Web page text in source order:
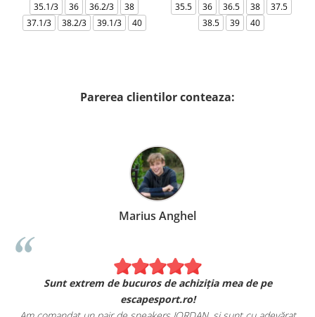
35.1/3 36 36.2/3
38
37.1/3
38.2/3 39.1/3 40
35.5 36 36.5 38
37.5
38.5
39 40
Parerea clientilor conteaza:
Marius Anghel
Sunt extrem de bucuros de achiziția mea de pe
escapesport.ro!